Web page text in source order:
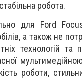
робота.
для Ford
а також не
технологій
роботи,